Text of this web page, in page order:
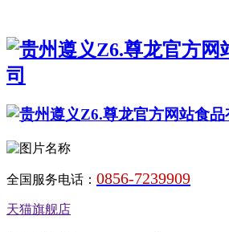
全国服务电话： 0856-7239909
天猫旗舰店